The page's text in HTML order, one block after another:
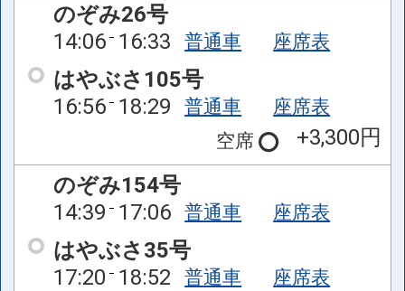
のぞみ26号
14:06 16:33 普通車 座席表
はやぶさ105号
16:56 18:29 普通車
座席表
空席
+3,300円
のぞみ154号
14:39 17:06 普通車 座席表
はやぶさ35号
17:20 18:52 普通車
座席表